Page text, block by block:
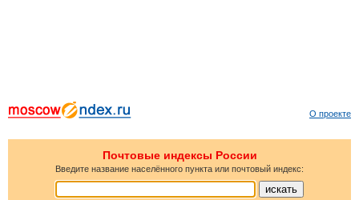
О проекте
Почтовые индексы России
Введите название населённого пункта или почтовый индекс: